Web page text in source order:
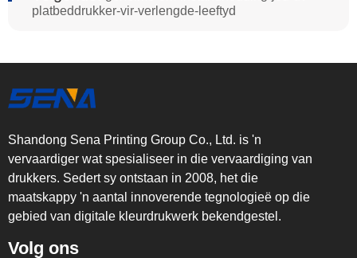
platbeddrukker-vir-verlengde-leeftyd
Shandong Sena Printing Group Co., Ltd. is 'n
vervaardiger wat spesialiseer in die vervaardiging van
drukkers. Sedert sy ontstaan in 2008, het die
maatskappy 'n aantal innoverende tegnologieë op die
gebied van digitale kleurdrukwerk bekendgestel.
Volg ons